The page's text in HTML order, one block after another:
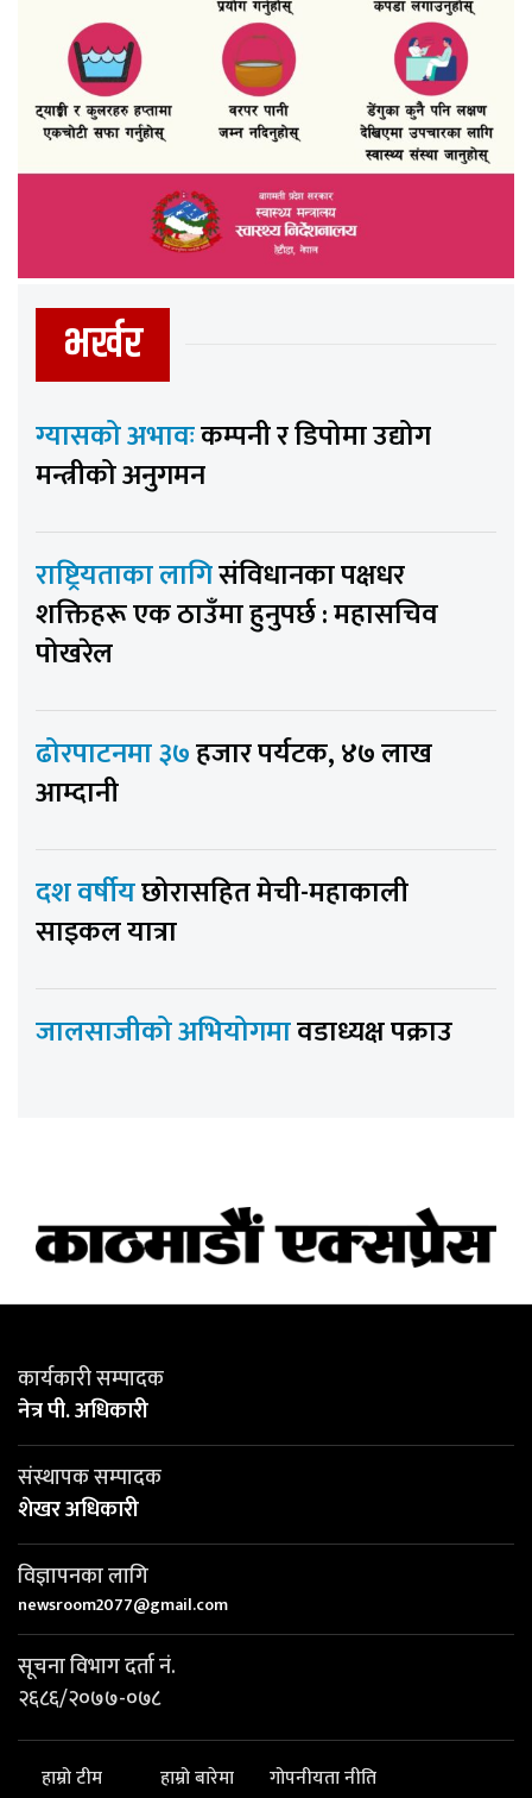
भर्खर
ग्यासको अभावःकम्पनी र डिपोमा उद्योग
मन्त्रीको अनुगमन
राष्ट्रियताका लागिसंविधानका पक्षधर
शक्तिहरू एक ठाउँमा हुनुपर्छ : महासचिव
पोखरेल
ढोरपाटनमा ३७हजार पर्यटक, ४७ लाख
आम्दानी
दश वर्षीयछोरासहित मेची-महाकाली
साइकल यात्रा
जालसाजीको अभियोगमावडाध्यक्ष पक्राउ
कार्यकारी सम्पादक
नेत्र पी. अधिकारी
संस्थापक सम्पादक
शेखर अधिकारी
विज्ञापनका लागि
newsroom2077@gmail.com
सूचना विभाग दर्ता नं.
२६८६/२०७७-०७८
हाम्रो टीम हाम्रो बारेमा गोपनीयता नीति